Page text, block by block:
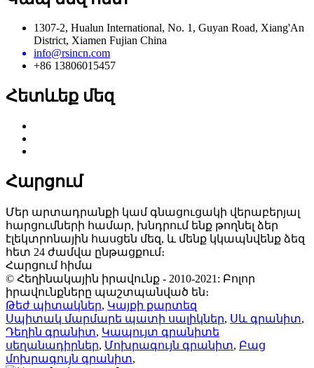
1307-2, Hualun International, No. 1, Guyan Road, Xiang'An
District, Xiamen Fujian China
info@rsincn.com
+86 13806015457
Հետևեք մեզ
Հարցում
Մեր արտադրանքի կամ գնացուցակի վերաբերյալ
հարցումների համար, խնդրում ենք թողնել ձեր
էլեկտրոնային հասցեն մեզ, և մենք կկապնվենք ձեզ
հետ 24 ժամվա ընթացքում։
Հարցում հիմա
© Հեղինակային իրավունք - 2010-2021: Բոլոր
իրավունքները պաշտպանված են։
Թեժ պիտակներ, Կայքի քարտեզ
Սպիտակ մարմարե պատի սալիկներ, Սև գրանիտ,
Դեղին գրանիտ, Կապույտ գրանիտե
սեղանադիրներ, Մոխրագույն գրանիտ, Բաց
մոխրագույն գրանիտ,